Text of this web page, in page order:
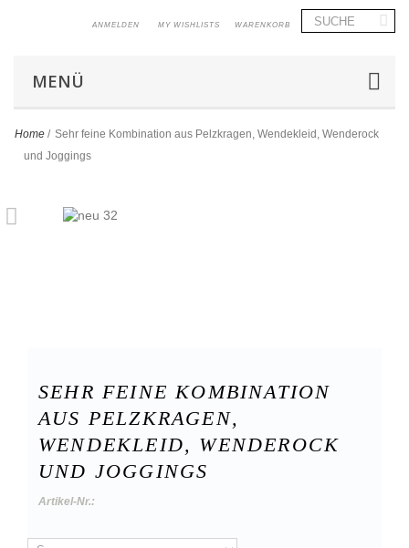
WARENKORB
MY WISHLISTS
ANMELDEN
MENÜ
Home / Sehr feine Kombination aus Pelzkragen, Wendekleid, Wenderock
und Joggings
SEHR FEINE KOMBINATION
AUS PELZKRAGEN,
WENDEKLEID, WENDEROCK
UND JOGGINGS
Artikel-Nr.: